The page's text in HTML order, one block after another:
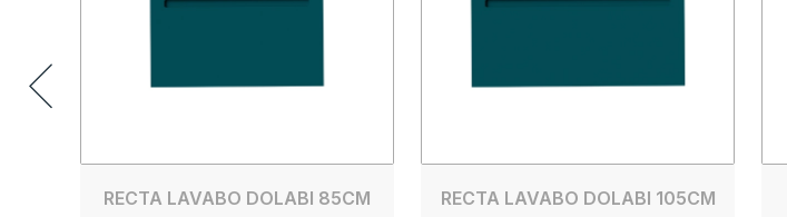
RECTA LAVABO DOLABI 85CM
RECTA LAVABO DOLABI 105CM